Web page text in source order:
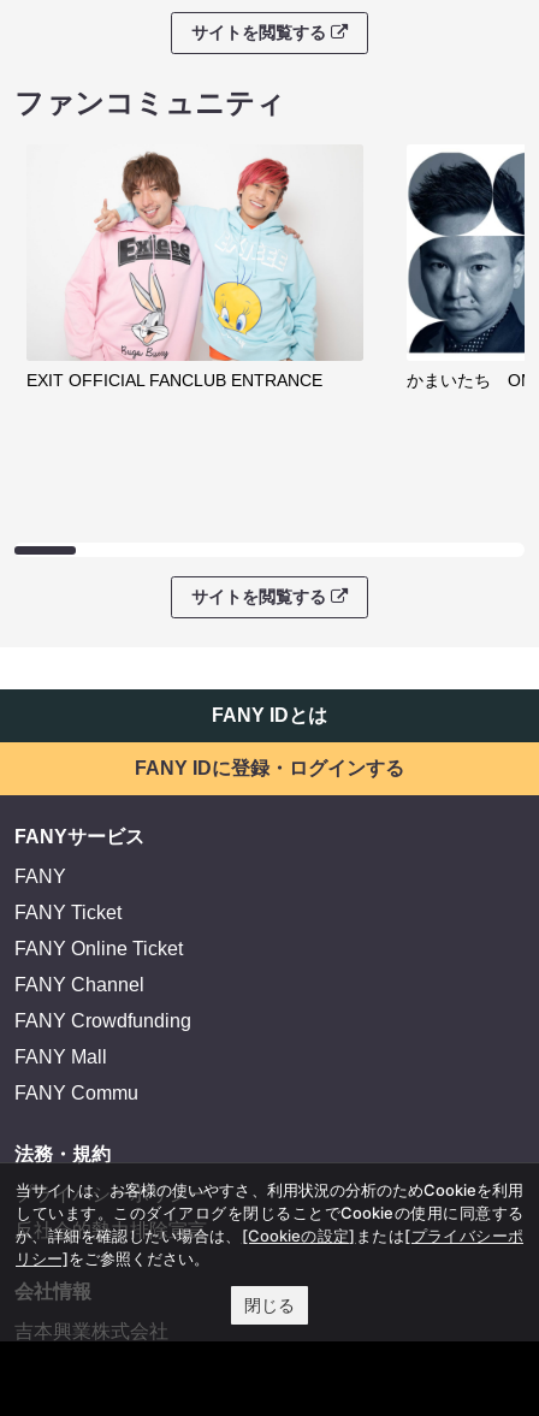
サイトを閲覧する
ファンコミュニティ
EXIT OFFICIAL FANCLUB ENTRANCE かまいたち
サイトを閲覧する
FANY IDとは
FANY IDに登録・ログインする
FANYサービス
FANY
FANY Ticket
FANY Online Ticket
FANY Channel
FANY Crowdfunding
FANY Mall
FANY Commu
法務・規約
プライバシーポリシー
反社会的勢力排除宣言
会社情報
吉本興業株式会社
当サイトは、お客様の使いやすさ、利用状況の分析のためCookieを利用
しています。このダイアログを閉じることでCookieの使用に同意する
か、詳細を確認したい場合は、 [Cookieの設定] または[プライバシーポ
リシー]をご参照ください。
閉じる